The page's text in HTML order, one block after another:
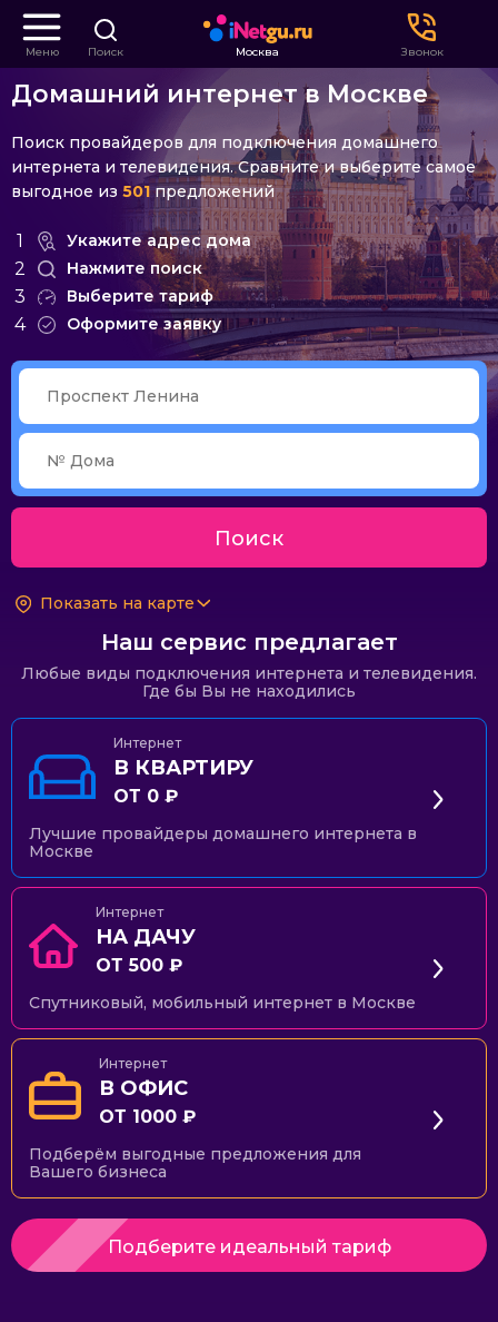
Меню Поиск Москва Звонок
Домашний интернет в Москве
Поиск провайдеров для подключения домашнего
интернета и телевидения. Сравните и выберите самое
выгодное из 501предложений
1 Укажите адрес дома
2 Нажмите поиск
3 Выберите тариф
4 Оформите заявку
Поиск
Показать на карте
Наш сервис предлагает
Любые виды подключения интернета и телевидения.
Где бы Вы не находились
Интернет
В КВАРТИРУ
ОТ 0 ₽
Лучшие провайдеры домашнего интернета в
Москве
Интернет
НА ДАЧУ
ОТ 500 ₽
Спутниковый, мобильный интернет в Москве
Интернет
В ОФИС
ОТ 1000 ₽
Подберём выгодные предложения для
Вашего бизнеса
Подберите идеальный тариф